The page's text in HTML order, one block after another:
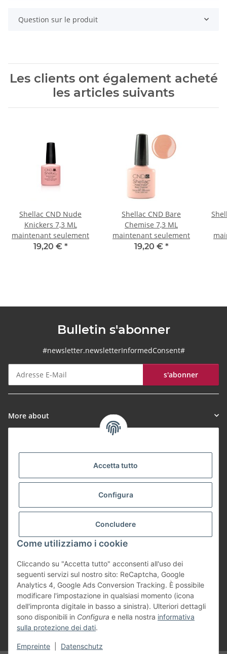
Accetta tutto
Configura
Concludere
Come utilizziamo i cookie
Cliccando su "Accetta tutto" acconsenti all'uso dei
seguenti servizi sul nostro sito: ReCaptcha, Google
Analytics 4, Google Ads Conversion Tracking. È possibile
modificare l'impostazione in qualsiasi momento (icona
dell'impronta digitale in basso a sinistra). Ulteriori dettagli
sono disponibili in Configura e nella nostra informativa
sulla protezione dei dati.
Empreinte Datenschutz
Question sur le produit
Les clients ont également acheté
les articles suivants
Shellac CND Nude
Knickers 7,3 ML
maintenant seulement
19,20 € *
Shellac CND Bare
Chemise 7,3 ML
maintenant seulement
19,20 € *
Bulletin s'abonner
#newsletter.newsletterInformedConsent#
s'abonner
More about
Vertrag widerrufen